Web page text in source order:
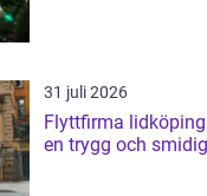
31 juli 2026
Flyttfirma lidköping så planerar du
en trygg och